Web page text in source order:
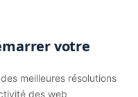
votre
meilleures résolutions
des web